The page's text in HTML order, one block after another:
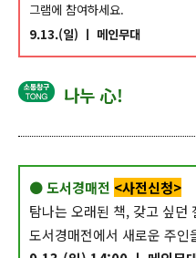
그램에 참여하세요.
9.13.(일) ㅣ 메인무대
나누 心!
● 도서경매전 <사전신청>
탐나는 오래된 책, 갖고 싶던
도서경매전에서 새로운 주